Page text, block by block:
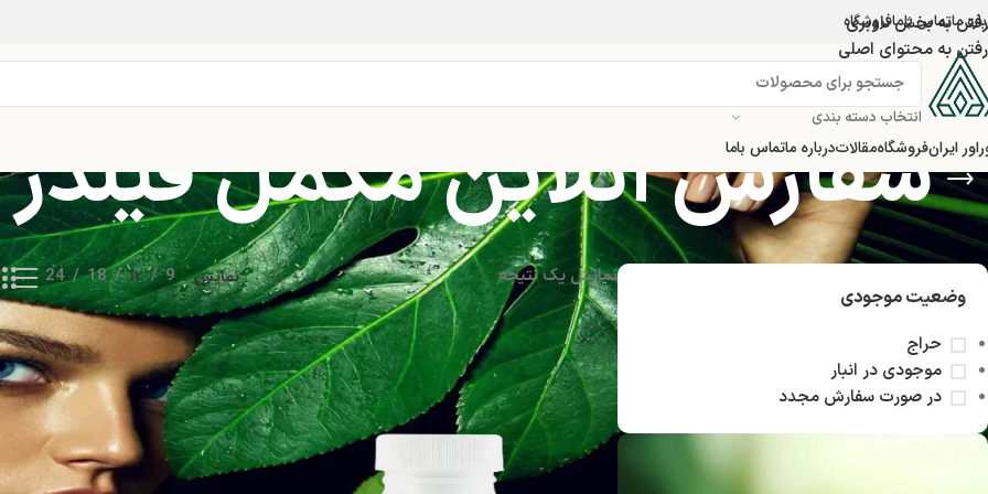
رفتن به بخش ناوبری
رفتن به محتوای اصلی
ماتماس بامافروشگاه
انتخاب دسته بندی
ایرانفروشگاهمقالاتدرباره ماتماس باما
سفارش آنلاین مکمل فیلدز
وضعیت موجودی
حراج
موجودی در انبار
در صورت سفارش مجدد
نمایش یک نتیجه نمایش 9
12
18
24